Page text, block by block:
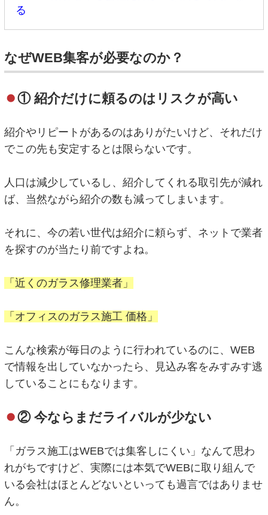
る
なぜWEB集客が必要なのか？
① 紹介だけに頼るのはリスクが高い
紹介やリピートがあるのはありがたいけど、それだけ
でこの先も安定するとは限らないです。
人口は減少しているし、紹介してくれる取引先が減れ
ば、当然ながら紹介の数も減ってしまいます。
それに、今の若い世代は紹介に頼らず、ネットで業者
を探すのが当たり前ですよね。
「近くのガラス修理業者」
「オフィスのガラス施工 価格」
こんな検索が毎日のように行われているのに、WEB
で情報を出していなかったら、見込み客をみすみす逃
していることにもなります。
② 今ならまだライバルが少ない
「ガラス施工はWEBでは集客しにくい」なんて思わ
れがちですけど、実際には本気でWEBに取り組んで
いる会社はほとんどないといっても過言ではありませ
ん。